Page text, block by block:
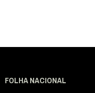
FOLHA NACIONAL